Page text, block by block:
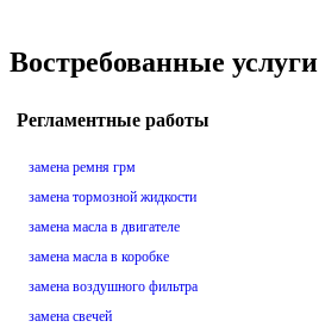
Востребованные услуги
Регламентные работы
замена ремня грм
замена тормозной жидкости
замена масла в двигателе
замена масла в коробке
замена воздушного фильтра
замена свечей